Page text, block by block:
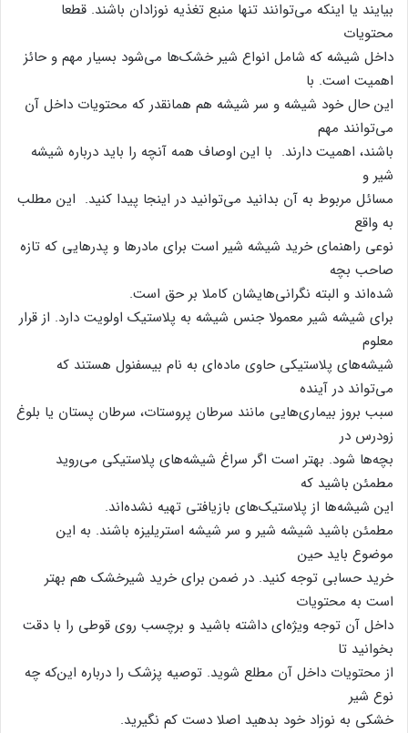
بیایند یا اینکه می‌توانند تنها منبع تغذیه نوزادان باشند. قطعا
محتویات
داخل شیشه که شامل انواع شیر خشک‌ها می‌شود بسیار مهم و حائز
اهمیت است. با
این حال خود شیشه و سر شیشه هم همانقدر که محتویات داخل آن
می‌توانند مهم
باشند، اهمیت دارند. با این اوصاف همه آنچه را باید درباره شیشه
شیر و
مسائل مربوط به آن بدانید می‌توانید در اینجا پیدا کنید. این مطلب
به واقع
نوعی راهنمای خرید شیشه شیر است برای مادر‌ها و پدرهایی که تازه
صاحب بچه
شده‌اند و البته نگرانی‌هایشان کاملا بر حق است.
برای شیشه شیر معمولا جنس شیشه به پلاستیک اولویت دارد. از قرار
معلوم
شیشه‌های پلاستیکی حاوی ماده‌ای به نام بیسفنول هستند که
می‌تواند در آینده
سبب بروز بیماری‌هایی مانند سرطان پروستات، سرطان پستان یا بلوغ
زودرس در
بچه‌ها شود. بهتر است اگر سراغ شیشه‌های پلاستیکی می‌روید
مطمئن باشید که
این شیشه‌ها از پلاستیک‌های بازیافتی تهیه نشده‌اند.
مطمئن باشید شیشه شیر و سر شیشه استریلیزه باشند. به این
موضوع باید حین
خرید حسابی توجه کنید. در ضمن برای خرید شیرخشک هم بهتر
است به محتویات
داخل آن توجه ویژه‌ای داشته باشید و برچسب روی قوطی را با دقت
بخوانید تا
از محتویات داخل آن مطلع شوید. توصیه پزشک را درباره این‌که چه
نوع شیر
خشکی به نوزاد خود بدهید اصلا دست کم نگیرید.